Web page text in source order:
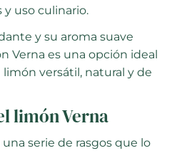
y uso culinario.
y su aroma suave
Verna es una opción ideal
versátil, natural y de
limón Verna
serie de rasgos que lo